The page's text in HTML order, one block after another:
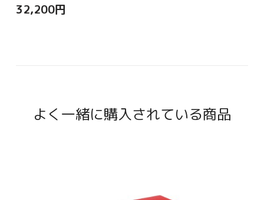
32,200円
よく一緒に購入されている商品